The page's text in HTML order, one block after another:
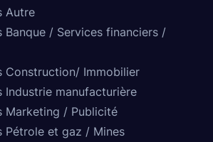
Autre
Banque / Services financiers /
Construction/ Immobilier
Industrie manufacturière
Marketing / Publicité
Pétrole et gaz / Mines